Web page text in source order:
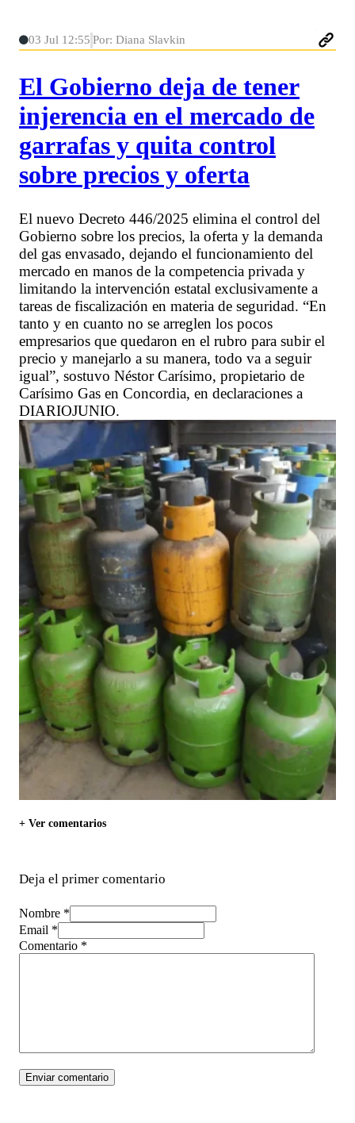
03 Jul 12:55 Por: Diana Slavkin
El Gobierno deja de tener
injerencia en el mercado de
garrafas y quita control
sobre precios y oferta
El nuevo Decreto 446/2025 elimina el control del
Gobierno sobre los precios, la oferta y la demanda
del gas envasado, dejando el funcionamiento del
mercado en manos de la competencia privada y
limitando la intervención estatal exclusivamente a
tareas de fiscalización en materia de seguridad. “En
tanto y en cuanto no se arreglen los pocos
empresarios que quedaron en el rubro para subir el
precio y manejarlo a su manera, todo va a seguir
igual”, sostuvo Néstor Carísimo, propietario de
Carísimo Gas en Concordia, en declaraciones a
DIARIOJUNIO.
+ Ver comentarios
Deja el primer comentario
Nombre *
Email *
Comentario *